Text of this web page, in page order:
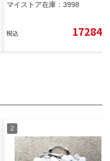
マイストア在庫： 3998
税込 17284